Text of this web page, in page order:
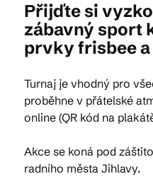
CS
© 2026
Přijďte si
zábavný sport
prvky frisbee
Turnaj je vhodný pro
proběhne v přátelské
online (QR kód na
Akce se koná pod
radního města Jihlavy.